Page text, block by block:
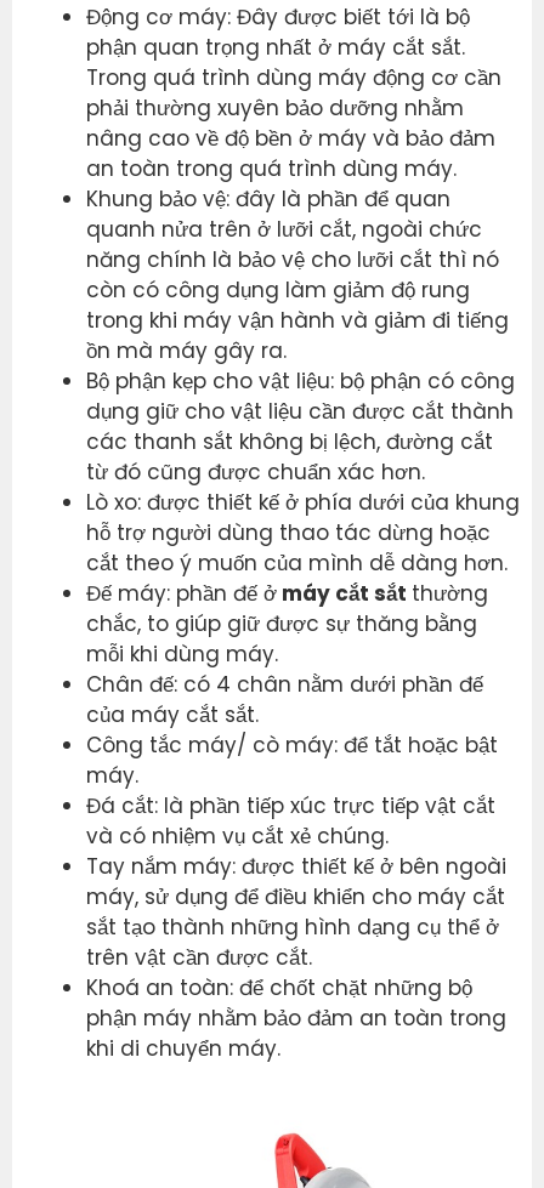
Động cơ máy: Đây được biết tới là bộ
phận quan trọng nhất ở máy cắt sắt.
Trong quá trình dùng máy động cơ cần
phải thường xuyên bảo dưỡng nhằm
nâng cao về độ bền ở máy và bảo đảm
an toàn trong quá trình dùng máy.
Khung bảo vệ: đây là phần để quan
quanh nửa trên ở lưỡi cắt, ngoài chức
năng chính là bảo vệ cho lưỡi cắt thì nó
còn có công dụng làm giảm độ rung
trong khi máy vận hành và giảm đi tiếng
ồn mà máy gây ra.
Bộ phận kẹp cho vật liệu: bộ phận có công
dụng giữ cho vật liệu cần được cắt thành
các thanh sắt không bị lệch, đường cắt
từ đó cũng được chuẩn xác hơn.
Lò xo: được thiết kế ở phía dưới của khung
hỗ trợ người dùng thao tác dừng hoặc
cắt theo ý muốn của mình dễ dàng hơn.
Đế máy: phần đế ở máy cắt sắt thường
chắc, to giúp giữ được sự thăng bằng
mỗi khi dùng máy.
Chân đế: có 4 chân nằm dưới phần đế
của máy cắt sắt.
Công tắc máy/ cò máy: để tắt hoặc bật
máy.
Đá cắt: là phần tiếp xúc trực tiếp vật cắt
và có nhiệm vụ cắt xẻ chúng.
Tay nắm máy: được thiết kế ở bên ngoài
máy, sử dụng để điều khiển cho máy cắt
sắt tạo thành những hình dạng cụ thể ở
trên vật cần được cắt.
Khoá an toàn: để chốt chặt những bộ
phận máy nhằm bảo đảm an toàn trong
khi di chuyển máy.